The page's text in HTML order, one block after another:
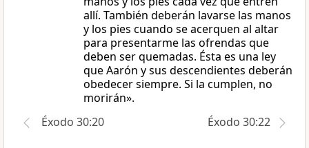
allí. También deberán lavarse las manos
y los pies cuando se acerquen al altar
para presentarme las ofrendas que
deben ser quemadas. Ésta es una ley
que Aarón y sus descendientes deberán
obedecer siempre. Si la cumplen, no
morirán».
Éxodo 30:20
Éxodo 30:22